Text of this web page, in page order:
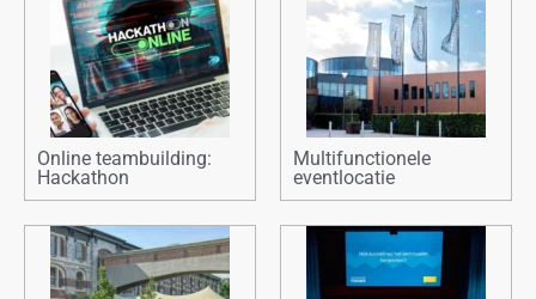
Online teambuilding:
Hackathon
Multifunctionele
eventlocatie